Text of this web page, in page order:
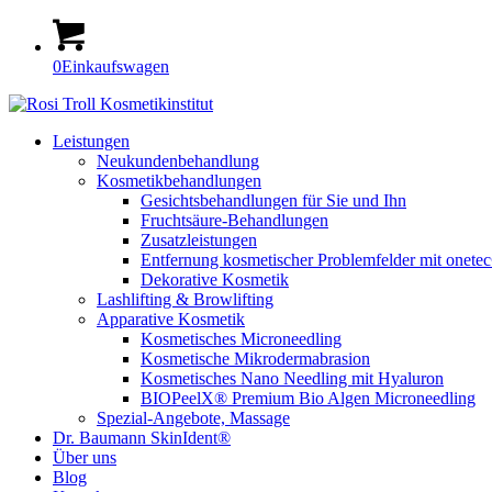
0Einkaufswagen
Leistungen
Neukundenbehandlung
Kosmetikbehandlungen
Gesichtsbehandlungen für Sie und Ihn
Fruchtsäure-Behandlungen
Zusatzleistungen
Entfernung kosmetischer Problemfelder mit
Dekorative Kosmetik
Lashlifting & Browlifting
Apparative Kosmetik
Kosmetisches Microneedling
Kosmetische Mikrodermabrasion
Kosmetisches Nano Needling mit Hyaluron
BIOPeelX® Premium Bio Algen Microneedling
Spezial-Angebote, Massage
Dr. Baumann SkinIdent®
Über uns
Blog